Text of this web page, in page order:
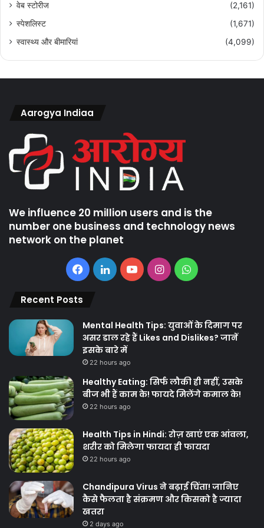
वेब स्टोरीज
(2,161)
स्पेशलिस्ट
(1,671)
स्वास्थ्य और बीमारियां
(4,099)
Aarogya Indiaa
We influence 20 million users and is the
number one business and technology news
network on the planet
Facebook
LinkedInYouTubeInstagramWhatsApp
Recent Posts
Mental Health Tips: युवाओं के दिमाग पर
असर डाल रहे हैं Likes and Dislikes? जानें
इसके बारे में
22 hours ago
Healthy Eating: सिर्फ लौकी ही नहीं, उसके
बीज भी हैं काम के! फायदे मिलेंगे कमाल के!
22 hours ago
Health Tips in Hindi: रोज़ खाएं एक आंवला,
शरीर को मिलेगा फायदा ही फायदा
22 hours ago
Chandipura Virus ने बढ़ाई चिंता! जानिए
कैसे फैलता है संक्रमण और किसको है ज्यादा
खतरा
2 days ago